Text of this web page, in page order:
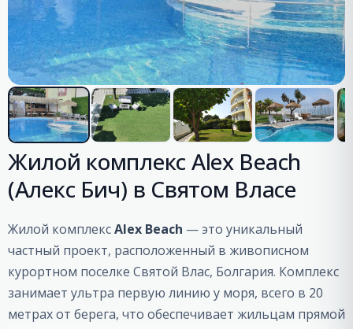
Жилой комплекс Alex Beach
(Алекс Бич) в Святом Власе
Жилой комплексAlex Beach — это уникальный
частный проект, расположенный в живописном
курортном поселке Святой Влас, Болгария. Комплекс
занимает ультра первую линию у моря, всего в 20
метрах от берега, что обеспечивает жильцам прямой